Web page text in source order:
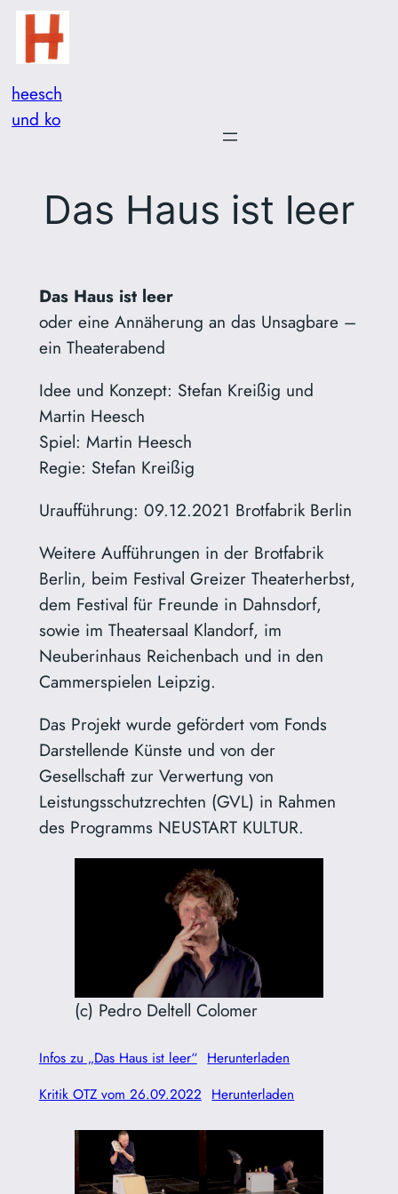
Zum
Inhalt
springen
heesch
und ko
Das Haus ist leer
Das Haus ist leer
oder eine Annäherung an das Unsagbare –
ein Theaterabend
Idee und Konzept: Stefan Kreißig und
Martin Heesch
Spiel: Martin Heesch
Regie: Stefan Kreißig
Uraufführung: 09.12.2021 Brotfabrik Berlin
Weitere Aufführungen in der Brotfabrik
Berlin, beim Festival Greizer Theaterherbst,
dem Festival für Freunde in Dahnsdorf,
sowie im Theatersaal Klandorf, im
Neuberinhaus Reichenbach und in den
Cammerspielen Leipzig.
Das Projekt wurde gefördert vom Fonds
Darstellende Künste und von der
Gesellschaft zur Verwertung von
Leistungsschutzrechten (GVL) in Rahmen
des Programms NEUSTART KULTUR.
(c) Pedro Deltell Colomer
Infos zu „Das Haus ist leer“ Herunterladen
Kritik OTZ vom 26.09.2022 Herunterladen